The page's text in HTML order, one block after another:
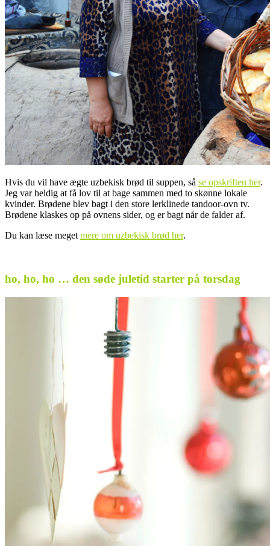
Hvis du vil have ægte uzbekisk brød til suppen, så se opskriften her.
Jeg var heldig at få lov til at bage sammen med to skønne lokale
kvinder. Brødene blev bagt i den store lerklinede tandoor-ovn tv.
Brødene klaskes op på ovnens sider, og er bagt når de falder af.
Du kan læse meget mere om uzbekisk brød her.
ho, ho, ho … den søde juletid starter på torsdag